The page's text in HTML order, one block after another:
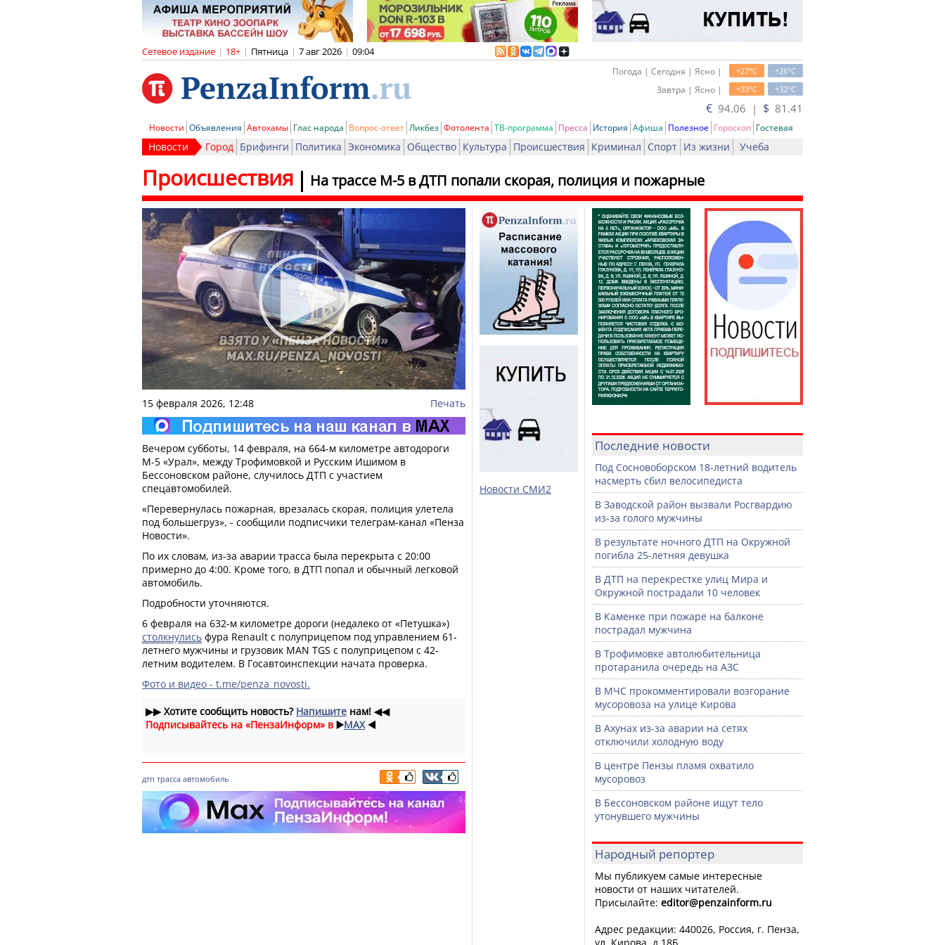
Сетевое издание | 18+ | Пятница | 7 авг 2026 | 09:04
+26oC
+27oC
Погода | Сегодня | Ясно |
+32oC
+33oC
Завтра | Ясно |
€ 94.06 | $ 81.41
Новости Объявления Автохамы Глас народа Вопрос-ответ Ликбез Фотолента ТВ-программа Пресса История Афиша Полезное Гороскоп Гостевая
Новости Город Брифинги Политика Экономика Общество Культура Происшествия Криминал Спорт Из жизни Учеба
На трассе М-5 в ДТП попали скорая, полиция и пожарные
Происшествия
15 февраля 2026, 12:48 Печать
Вечером субботы, 14 февраля, на 664-м километре автодороги
М-5 «Урал», между Трофимовкой и Русским Ишимом в
Бессоновском районе, случилось ДТП с участием
спецавтомобилей.
«Перевернулась пожарная, врезалась скорая, полиция улетела
под большегруз», - сообщили подписчики телеграм-канал «Пенза
Новости».
По их словам, из-за аварии трасса была перекрыта с 20:00
примерно до 4:00. Кроме того, в ДТП попал и обычный легковой
автомобиль.
Подробности уточняются.
6 февраля на 632-м километре дороги (недалеко от «Петушка»)
столкнулись фура Renault с полуприцепом под управлением 61-
летнего мужчины и грузовик МАN TGS с полуприцепом с 42-
летним водителем. В Госавтоинспекции начата проверка.
Фото и видео - t.me/penza_novosti.
▶▶Хотите сообщить новость? Напишите нам! ◀◀
Подписывайтесь на «ПензаИнформ» в ▶️MAX ◀️
дтп трасса автомобиль
Новости СМИ2
Последние новости
Под Сосновоборском 18-летний водитель
насмерть сбил велосипедиста
В Заводской район вызвали Росгвардию
из-за голого мужчины
В результате ночного ДТП на Окружной
погибла 25-летняя девушка
В ДТП на перекрестке улиц Мира и
Окружной пострадали 10 человек
В Каменке при пожаре на балконе
пострадал мужчина
В Трофимовке автолюбительница
протаранила очередь на АЗС
В МЧС прокомментировали возгорание
мусоровоза на улице Кирова
В Ахунах из-за аварии на сетях
отключили холодную воду
В центре Пензы пламя охватило
мусоровоз
В Бессоновском районе ищут тело
утонувшего мужчины
Народный репортер
Мы публикуем самые интересные
новости от наших читателей.
Присылайте: editor@penzainform.ru
Адрес редакции: 440026, Россия, г. Пенза,